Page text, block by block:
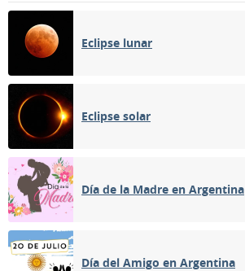
Eclipse lunar
Eclipse solar
Día de la Madre en Argentina
Día del Amigo en Argentina